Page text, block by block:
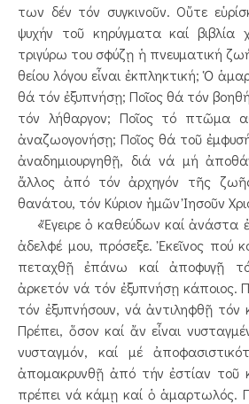
των δέν τόν συγκινοῦν. Οὔτε
ψυχήν τοῦ κηρύγματα καί βιβλία
τριγύρω του σφύζῃ ἡ πνευματική
θείου λόγου εἶναι ἐκπληκτική; Ὁ
θά τόν ἐξυπνήσῃ; Ποῖος θά τόν
τόν λήθαργον; Ποῖος τό πτῶμα
ἀναζωογονήσῃ; Ποῖος θά τοῦ
ἀναδημιουργηθῇ, διά νά μή
ἄλλος ἀπό τόν ἀρχηγόν τῆς
θανάτου, τόν Κύριον ἡμῶν Ἰησοῦν
«Ἔγειρε ὁ καθεύδων καί ἀνάστα
ἀδελφέ μου, πρόσεξε. Ἐκεῖνος πού
πεταχθῇ ἐπάνω καί ἀποφυγῇ
ἀρκετόν νά τόν ἐξυπνήσῃ κάποιος.
τόν ἐξυπνήσουν, νά ἀντιληφθῇ τόν
Πρέπει, ὅσον καί ἄν εἶναι
νυσταγμόν, καί μέ
ἀπομακρυνθῇ ἀπό τήν ἐστίαν τοῦ
πρέπει νά κάμῃ καί ὁ ἁμαρτωλός.